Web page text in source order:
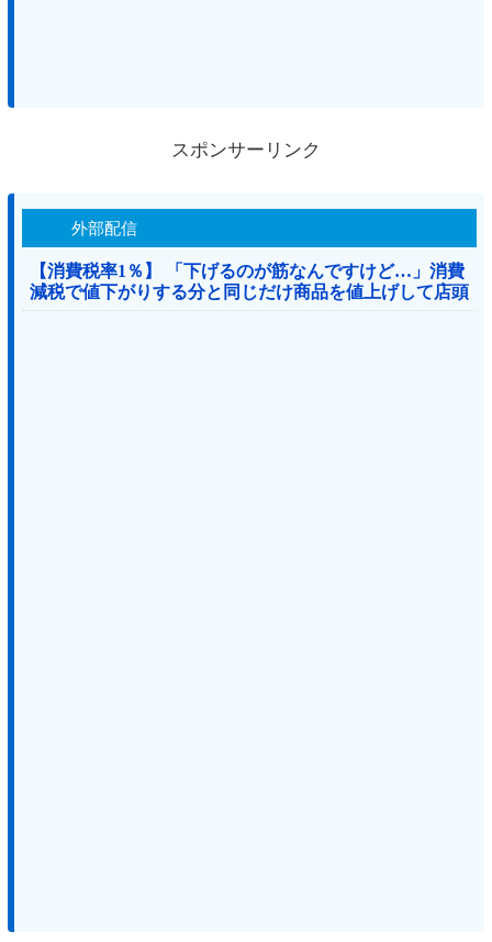
スポンサーリンク
外部配信
【消費税率1％】 「下げるのが筋なんですけど…」消費
減税で値下がりする分と同じだけ商品を値上げして店頭
価格を変えない店も